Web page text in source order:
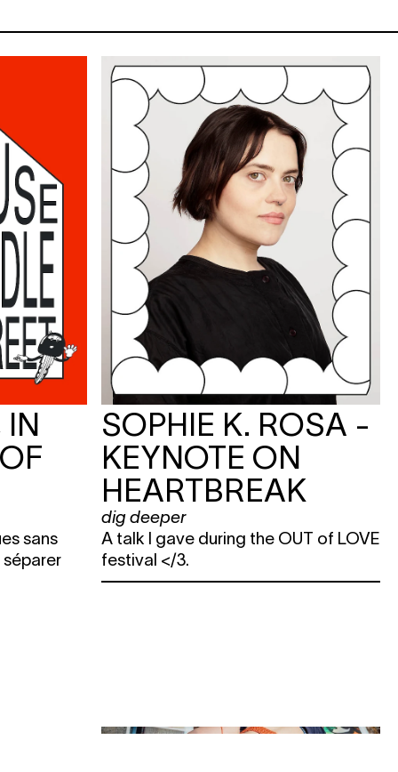
IN
sans
SOPHIE K. ROSA -
KEYNOTE ON
HEARTBREAK
dig deeper
A talk I gave during the OUT of LOVE
festival </3.